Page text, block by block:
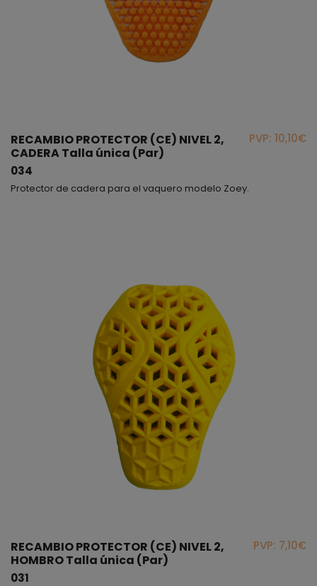
RECAMBIO PROTECTOR (CE) NIVEL 2,
CADERA Talla única (Par)
034
PVP: 10,10€
Protector de cadera para el vaquero modelo Zoey.
RECAMBIO PROTECTOR (CE) NIVEL 2,
HOMBRO Talla única (Par)
031
PVP: 7,10€